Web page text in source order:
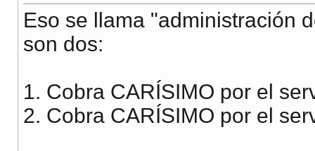
Eso se llama "administración
son dos:
1. Cobra CARÍSIMO por el
2. Cobra CARÍSIMO por el